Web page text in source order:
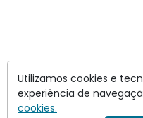
Utilizamos cookies e
experiência de
cookies.